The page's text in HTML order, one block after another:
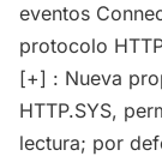
eventos
protocolo
[+] : Nueva
HTTP.SYS,
lectura; por